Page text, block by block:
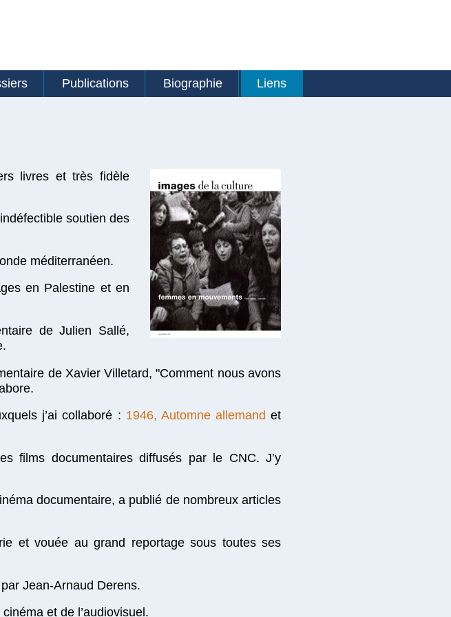
Publications Biographie Liens
livres et très fidèle
soutien des
méditerranéen.
en Palestine et en
de Julien Sallé,
de Xavier Villetard, "Comment nous avons
j’ai collaboré : 1946, Automne allemand et
films documentaires diffusés par le CNC. J’y
documentaire, a publié de nombreux articles
et vouée au grand reportage sous toutes ses
Jean-Arnaud Derens.
et de l’audiovisuel.